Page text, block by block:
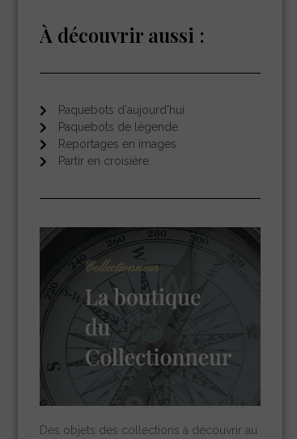
À découvrir aussi :
Paquebots d'aujourd'hui
Paquebots de légende
Reportages en images
Partir en croisière
Des objets des collections à découvrir au